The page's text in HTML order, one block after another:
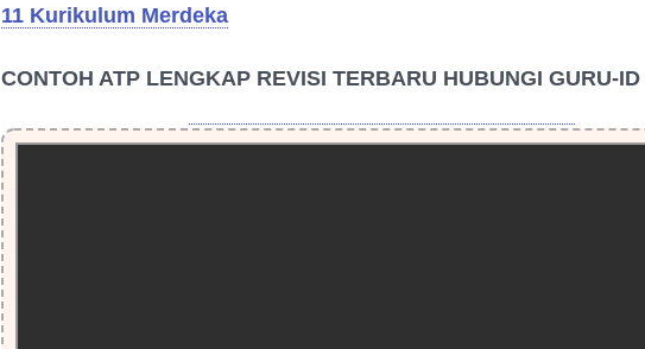
11 Kurikulum Merdeka
CONTOH ATP LENGKAP REVISI TERBARU HUBUNGI GURU-ID